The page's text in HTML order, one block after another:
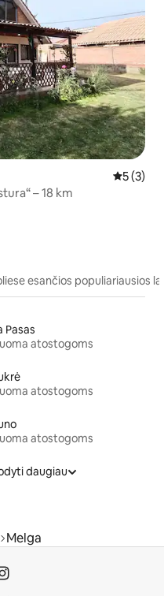
Vidutinis
5 (3)
– 18 km
esančios populiariausios
Pasas
atostogoms
atostogoms
atostogoms
daugiau
Melga